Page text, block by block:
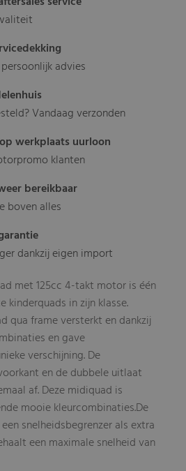
advies
Vandaag verzonden
werkplaats uurloon
klanten
bereikbaar
boven alles
dankzij eigen import
met 125cc 4-takt motor is één
kinderquads in zijn klasse.
qua frame versterkt en dankzij
en gave
verschijning. De
en de dubbele uitlaat
af. Deze midiquad is
mooie kleurcombinaties.De
snelheidsbegrenzer als extra
een maximale snelheid van